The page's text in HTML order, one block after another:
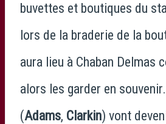
buvettes et boutiques du
lors de la braderie de la
aura lieu à Chaban Delmas
alors les garder en
(Adams, Clarkin) vont